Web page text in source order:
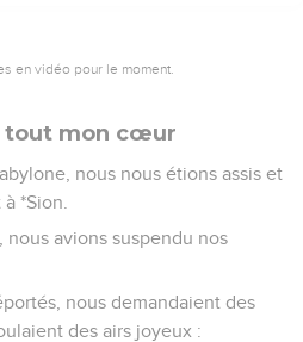
en vidéo pour le moment.
tout mon cœur
nous nous étions assis et
*Sion.
nous avions suspendu nos
nous demandaient des
des airs joyeux :